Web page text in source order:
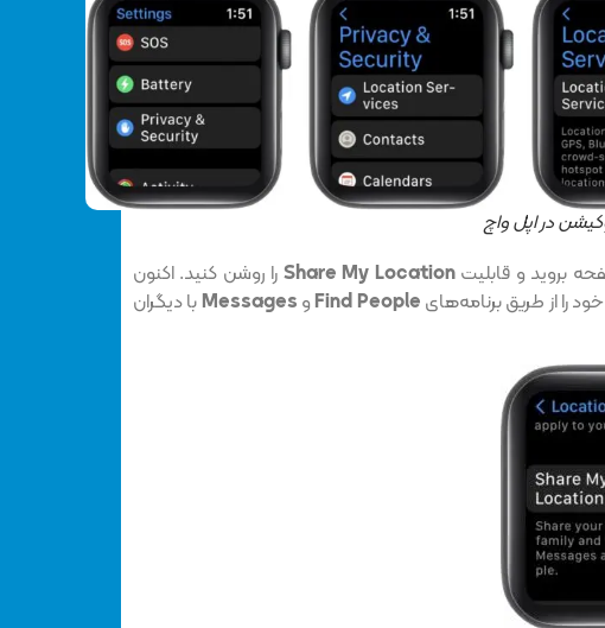
در اپل واچ
بروید و قابلیتShare My Location را روشن کنید. اکنون
را از طریق برنامه‌های Find Peopleو Messages با دیگران